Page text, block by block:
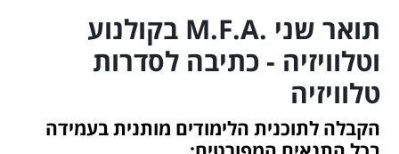
תואר שני .M.F.A בקולנוע
וטלוויזיה - כתיבה לסדרות
טלוויזיה
הקבלה לתוכנית הלימודים מותנית בעמידה